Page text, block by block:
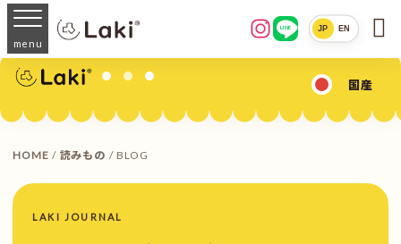
menu
LINE JP EN 
国産
HOME / 読みもの / BLOG
LAKI JOURNAL